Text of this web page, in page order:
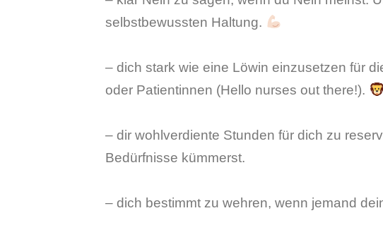
selbstbewussten Haltung.
– dich stark wie eine Löwin einzusetzen für
oder Patientinnen (Hello nurses out there!).
– dir wohlverdiente Stunden für dich zu
Bedürfnisse kümmerst.
– dich bestimmt zu wehren, wenn jemand